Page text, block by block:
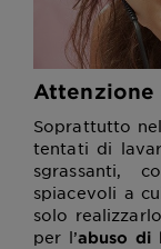
Soprattutto
tentati di
sgrassanti,
spiacevoli a
solo
per l’abuso di